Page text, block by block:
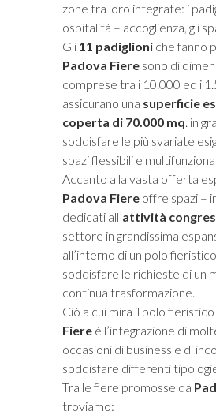
zone tra loro integrate: i
ospitalità – accoglienza, gli
Gli 11 padiglioni che fanno
Padova Fiere sono di
comprese tra i 10.000 ed i
assicurano una superficie
coperta di 70.000 mq. in
soddisfare le più svariate
spazi flessibili e
Accanto alla vasta offerta
Padova Fiere offre spazi –
dedicati all’attività
settore in grandissima
all’interno di un polo
soddisfare le richieste di un
continua trasformazione.
Ciò a cui mira il polo
Fiere è l’integrazione di
occasioni di business e di
soddisfare differenti
Tra le fiere promosse da
troviamo: